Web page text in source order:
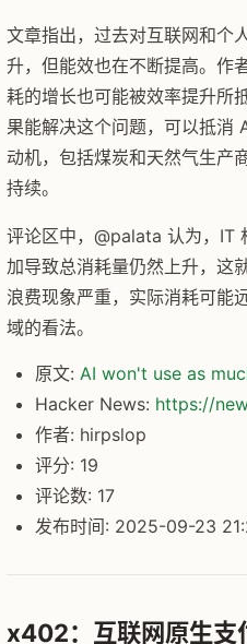
文章指出，过去对互联网和个
升，但能效也在不断提高。作
耗的增长也可能被效率提升所
果能解决这个问题，可以抵消
动机，包括煤炭和天然气生产
持续。
评论区中，@palata 认为，IT
加导致总消耗量仍然上升，这
浪费现象严重，实际消耗可能
域的看法。
原文: AI won't use as
Hacker News: https://
作者: hirpslop
评分: 19
评论数: 17
发布时间: 2025-09-23
x402：互联网原生支